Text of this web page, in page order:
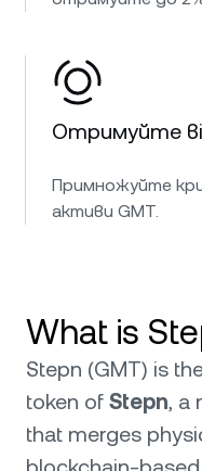
Отримуйте
Примножуйте
активи GMT.
What is
Stepn (GMT) is
token of Stepn, a
that merges